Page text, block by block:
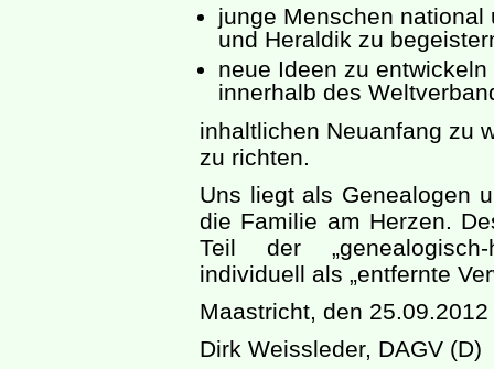
junge Menschen
und Heraldik zu
neue Ideen zu
innerhalb des
inhaltlichen Neuanfang zu
zu richten.
Uns liegt als Genealogen
die Familie am Herzen.
Teil der
individuell als „entfernte
Maastricht, den 25.09.2012
Dirk Weissleder, DAGV (D)